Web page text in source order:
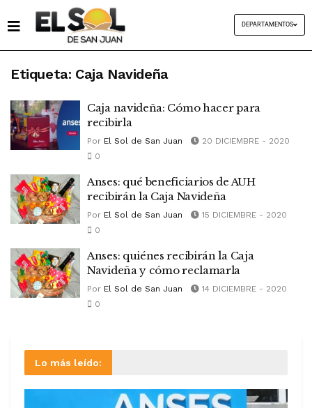
DEPARTAMENTOS
Etiqueta: Caja Navideña
Caja navideña: Cómo hacer para
recibirla
Por El Sol de San Juan
20 DICIEMBRE - 2020
0
Anses: qué beneficiarios de AUH
recibirán la Caja Navideña
Por El Sol de San Juan
15 DICIEMBRE - 2020
0
Anses: quiénes recibirán la Caja
Navideña y cómo reclamarla
Por El Sol de San Juan
14 DICIEMBRE - 2020
0
Lo más leído: